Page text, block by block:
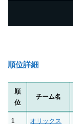
順位詳細
順
位
チーム名
1 オリックス